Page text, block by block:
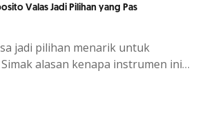
Valas Jadi Pilihan yang Pas
jadi pilihan menarik untuk
Simakalasan kenapa instrumen ini